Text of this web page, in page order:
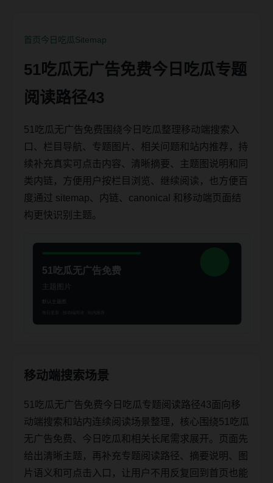
首页今日吃瓜Sitemap
51吃瓜无广告免费今日吃瓜专题
阅读路径43
51吃瓜无广告免费围绕今日吃瓜整理移动端搜索入
口、栏目导航、专题图片、相关问题和站内推荐，持
续补充真实可点击内容、清晰摘要、主题图说明和同
类内链，方便用户按栏目浏览、继续阅读，也方便百
度通过 sitemap、内链、canonical 和移动端页面结
构更快识别主题。
移动端搜索场景
51吃瓜无广告免费今日吃瓜专题阅读路径43面向移
动端搜索和站内连续阅读场景整理，核心围绕51吃瓜
无广告免费、今日吃瓜和相关长尾需求展开。页面先
给出清晰主题，再补充专题阅读路径、摘要说明、图
片语义和可点击入口，让用户不用反复回到首页也能